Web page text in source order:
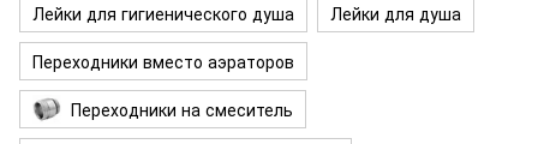
Лейки для гигиенического душа
Лейки для душа
Переходники вместо аэраторов
Переходники на смеситель